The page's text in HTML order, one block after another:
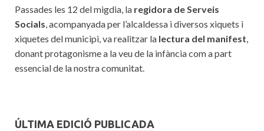
Passades les 12 del migdia, la regidora de Serveis
Socials , acompanyada per l’alcaldessa i diversos xiquets i
xiquetes del municipi, va realitzar la lectura del manifest
donant protagonisme a la veu de la infància com a part
essencial de la nostra comunitat.
ÚLTIMA EDICIÓ PUBLICADA